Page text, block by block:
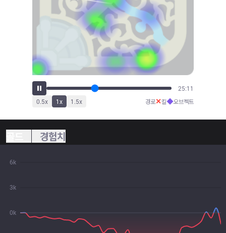
27:44
0.5x 1x 1.5x 경로✕킬◆오브젝트
경험치
0k
3k
6k